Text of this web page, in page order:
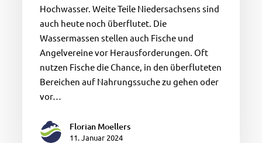
Hochwasser. Weite Teile Niedersachsens sind
auch heute noch überflutet. Die
Wassermassen stellen auch Fische und
Angelvereine vor Herausforderungen. Oft
nutzen Fische die Chance, in den überfluteten
Bereichen auf Nahrungssuche zu gehen oder
vor…
Florian Moellers
11. Januar 2024